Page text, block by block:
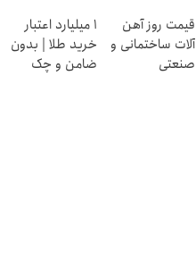
محدود)
قیمت روز آهن
آلات ساختمانی و
صنعتی
۱ میلیارد اعتبار
خرید طلا | بدون
ضامن و چک